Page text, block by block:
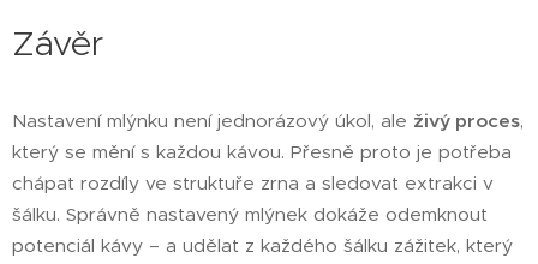
Závěr
Nastavení mlýnku není jednorázový úkol, ale živý proces,
který se mění s každou kávou. Přesně proto je potřeba
chápat rozdíly ve struktuře zrna a sledovat extrakci v
šálku. Správně nastavený mlýnek dokáže odemknout
potenciál kávy – a udělat z každého šálku zážitek, který